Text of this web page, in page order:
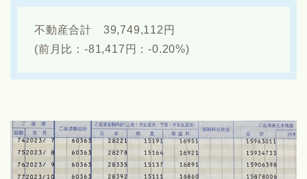
不動産合計 39,749,112円
(前月比：-81,417円：-0.20%)